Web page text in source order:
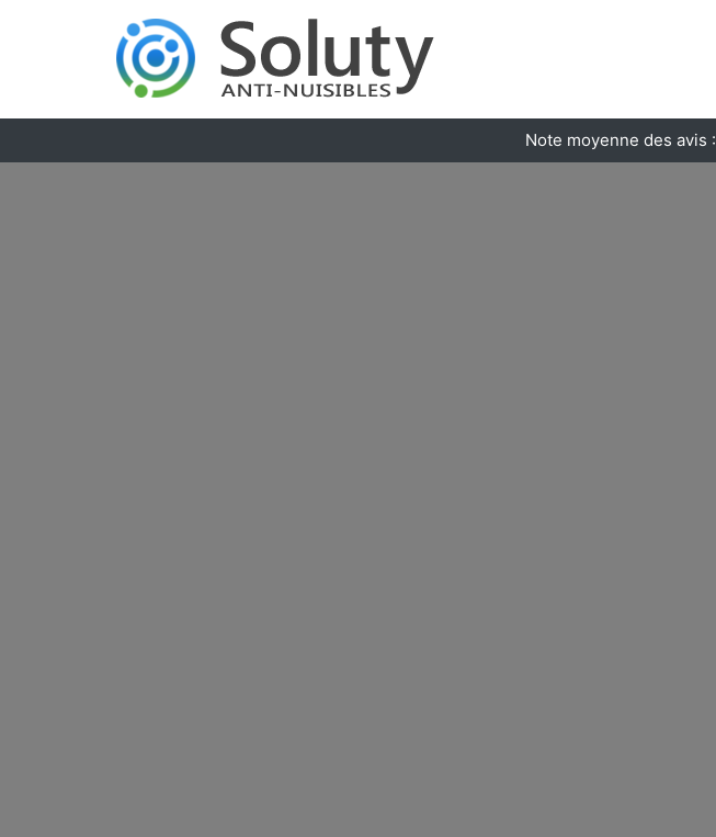
Note moyenne des avis :